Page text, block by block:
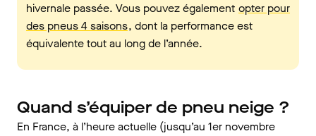
hivernale passée. Vous pouvez également opter pour
des pneus 4 saisons, dont la performance est
équivalente tout au long de l’année.
Quand s’équiper de pneu neige ?
En France, à l’heure actuelle (jusqu’au 1er novembre